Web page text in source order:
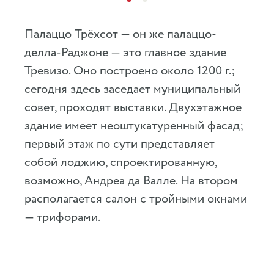
Палаццо Трёхсот — он же палаццо-
делла-Раджоне — это главное здание
Тревизо. Оно построено около 1200 г.;
сегодня здесь заседает муниципальный
совет, проходят выставки. Двухэтажное
здание имеет неоштукатуренный фасад;
первый этаж по сути представляет
собой лоджию, спроектированную,
возможно, Андреа да Валле. На втором
располагается салон с тройными окнами
— трифорами.